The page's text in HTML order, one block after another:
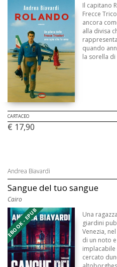
Il capitano
Frecce
ancora
alla divisa
quando
la sorella di
CARTACEO
€ 17,90
Andrea Biavardi
Sangue del tuo sangue
Cairo
EBOOK - EPUB
Una
giardini
Venezia,
di un noto
implacabile
cercato